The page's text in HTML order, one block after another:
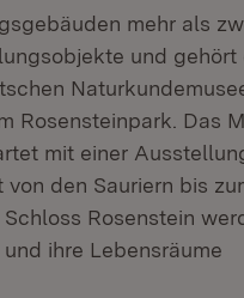
mehr als
und gehört
Rosensteinpark. Das
mit einer
von den Sauriern bis
Rosenstein
ihre Lebensräume